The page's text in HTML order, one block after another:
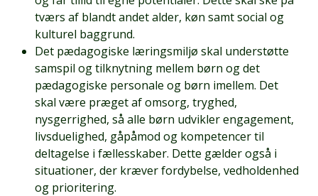
tværs af blandt andet alder, køn samt social og
kulturel baggrund.
Det pædagogiske læringsmiljø skal understøtte
samspil og tilknytning mellem børn og det
pædagogiske personale og børn imellem. Det
skal være præget af omsorg, tryghed,
nysgerrighed, så alle børn udvikler engagement,
livsduelighed, gåpåmod og kompetencer til
deltagelse i fællesskaber. Dette gælder også i
situationer, der kræver fordybelse, vedholdenhed
og prioritering.